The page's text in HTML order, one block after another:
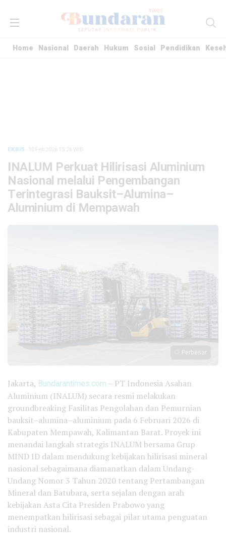
Home Nasional Daerah Hukum Sosial Pendidikan
EKBIS · 10 Feb 2026 15:26WIB
INALUM Perkuat Hilirisasi Aluminium
Nasional melalui Pengembangan
Terintegrasi Bauksit–Alumina–
Aluminium di Mempawah
Perbesar
Jakarta, Bundarantimes.com – PT Indonesia Asahan
Aluminium (INALUM) secara resmi melakukan
groundbreaking Fasilitas Pengolahan dan Pemurnian
bauksit–alumina–aluminium pada 6 Februari 2026 di
Kabupaten Mempawah, Kalimantan Barat. Proyek ini
menandai langkah strategis INALUM bersama Grup
MIND ID dalam mendukung kebijakan hilirisasi mineral
nasional sebagaimana diamanatkan dalam Undang-
Undang Nomor 3 Tahun 2020 tentang Pertambangan
Mineral dan Batubara, serta sejalan dengan arah
kebijakan Asta Cita Presiden Prabowo yang
menempatkan hilirisasi sebagai pilar utama penguatan
industri nasional.